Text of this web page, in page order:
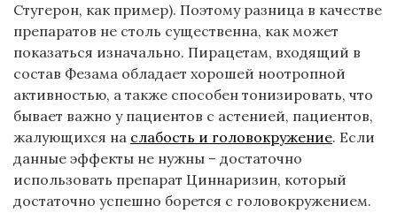
Стугерон, как пример). Поэтому разница в качестве
препаратов не столь существенна, как может
показаться изначально. Пирацетам, входящий в
состав Фезама обладает хорошей ноотропной
активностью, а также способен тонизировать, что
бывает важно у пациентов с астенией, пациентов,
жалующихся на слабость и головокружение. Если
данные эффекты не нужны – достаточно
использовать препарат Циннаризин, который
достаточно успешно борется с головокружением.